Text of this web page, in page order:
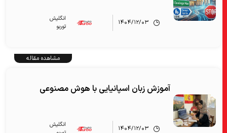
۱۴۰۴/۱۲/۰۳
انگلیش‌
توربو
مشاهده مقاله
آموزش زبان اسپانیایی با هوش مصنوعی
۱۴۰۴/۱۲/۰۳
انگلیش‌